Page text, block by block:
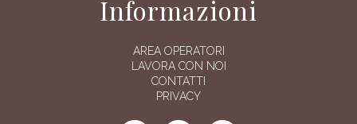
Informazioni
AREA OPERATORI
LAVORA CON NOI
CONTATTI
PRIVACY